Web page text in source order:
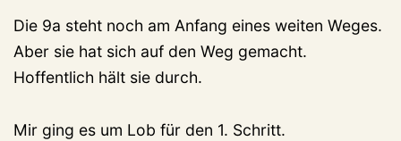
Die 9a steht noch am Anfang eines weiten Weges.
Aber sie hat sich auf den Weg gemacht.
Hoffentlich hält sie durch.
Mir ging es um Lob für den 1. Schritt.